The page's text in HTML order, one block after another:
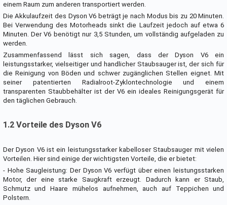
einem Raum zum anderen transportiert werden.
Die Akkulaufzeit des Dyson V6 beträgt je nach Modus bis zu 20 Minuten.
Bei Verwendung des Motorheads sinkt die Laufzeit jedoch auf etwa 6
Minuten. Der V6 benötigt nur 3,5 Stunden, um vollständig aufgeladen zu
werden.
Zusammenfassend lässt sich sagen, dass der Dyson V6 ein
leistungsstarker, vielseitiger und handlicher Staubsauger ist, der sich für
die Reinigung von Böden und schwer zugänglichen Stellen eignet. Mit
seiner patentierten Radialroot-Zyklontechnologie und einem
transparenten Staubbehälter ist der V6 ein ideales Reinigungsgerät für
den täglichen Gebrauch.
1.2 Vorteile des Dyson V6
Der Dyson V6 ist ein leistungsstarker kabelloser Staubsauger mit vielen
Vorteilen. Hier sind einige der wichtigsten Vorteile, die er bietet:
- Hohe Saugleistung: Der Dyson V6 verfügt über einen leistungsstarken
Motor, der eine starke Saugkraft erzeugt. Dadurch kann er Staub,
Schmutz und Haare mühelos aufnehmen, auch auf Teppichen und
Polstern.